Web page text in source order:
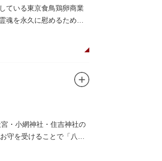
ている東京食鳥鶏卵商業
魂を永久に慰めるために
・小網神社・住吉神社の
守を受けることで「八方